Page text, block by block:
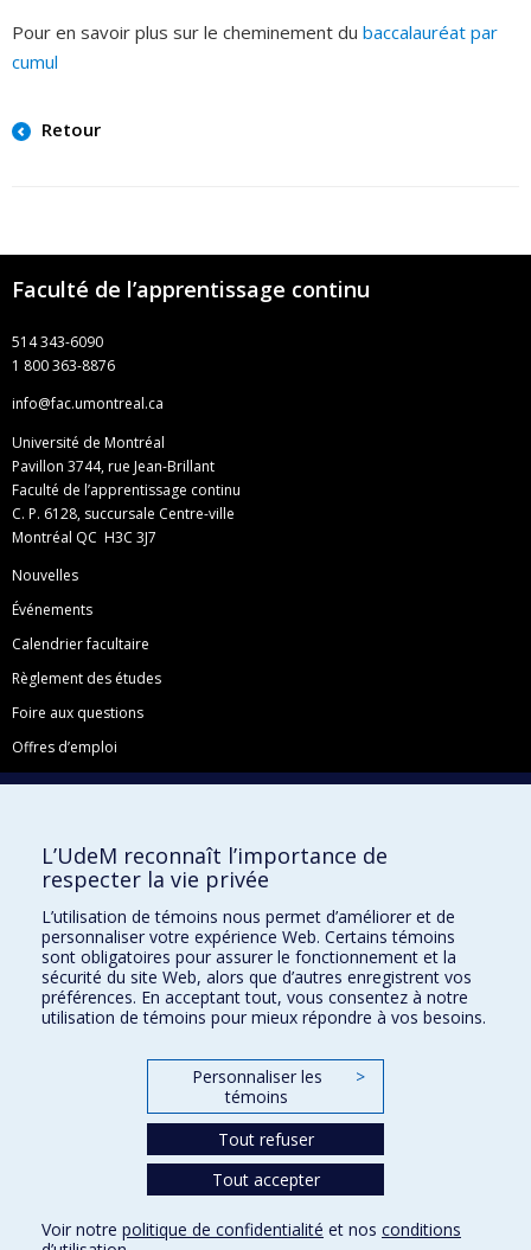
Pour en savoir plus sur le cheminement du baccalauréat par
cumul
Retour
Faculté de l’apprentissage continu
514 343-6090
1 800 363-8876
info@fac.umontreal.ca
Université de Montréal
Pavillon 3744, rue Jean-Brillant
Faculté de l’apprentissage continu
C. P. 6128, succursale Centre-ville
Montréal QC H3C 3J7
Nouvelles
Événements
Calendrier facultaire
Règlement des études
Foire aux questions
Offres d’emploi
Facebook
LinkedIn
YouTube
Toutes nos présences sociales
École de français
Centre de perfectionnement
Abonnez-vous à notre infolettre
Paramètres des témoins
L’UdeM reconnaît l’importance de
respecter la vie privée
L’utilisation de témoins nous permet d’améliorer et de
personnaliser votre expérience Web. Certains témoins
sont obligatoires pour assurer le fonctionnement et la
sécurité du site Web, alors que d’autres enregistrent vos
préférences. En acceptant tout, vous consentez à notre
utilisation de témoins pour mieux répondre à vos besoins.
Personnaliser les
témoins
>
Tout refuser
Tout accepter
Voir notre politique de confidentialité et nos conditions